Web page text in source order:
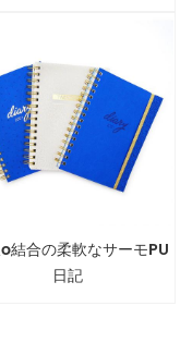
結合の柔軟なサーモPU
日記